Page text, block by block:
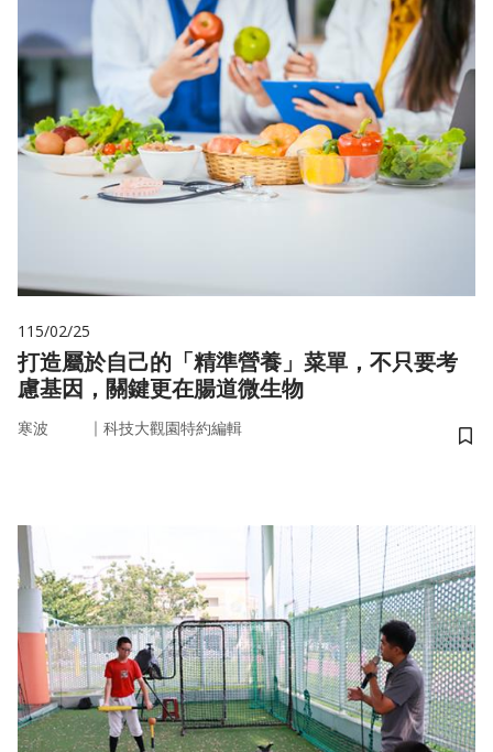
115/02/25
打造屬於自己的「精準營養」菜單，不只要考
慮基因，關鍵更在腸道微生物
寒波 ｜ 科技大觀園特約編輯
儲